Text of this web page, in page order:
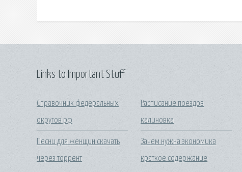
Links to Important Stuff
Справочник федеральных
округов рф
Песни для женщин скачать
через торрент
Расписание поездов
калиновка
Зачем нужна экономика
краткое содержание